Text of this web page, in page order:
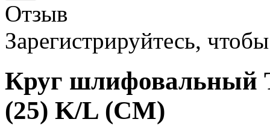
Отзыв
Зарегистрируйтесь,
Круг шлифовальный
(25) K/L (СМ)